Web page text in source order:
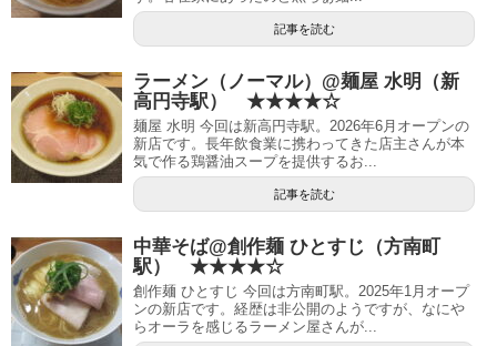
記事を読む
ラーメン（ノーマル）@麺屋 水明（新
高円寺駅） ★★★★☆
麺屋 水明 今回は新高円寺駅。2026年6月オープンの
新店です。長年飲食業に携わってきた店主さんが本
気で作る鶏醤油スープを提供するお...
記事を読む
中華そば@創作麺 ひとすじ（方南町
駅） ★★★★☆
創作麺 ひとすじ 今回は方南町駅。2025年1月オープ
ンの新店です。経歴は非公開のようですが、なにや
らオーラを感じるラーメン屋さんが...